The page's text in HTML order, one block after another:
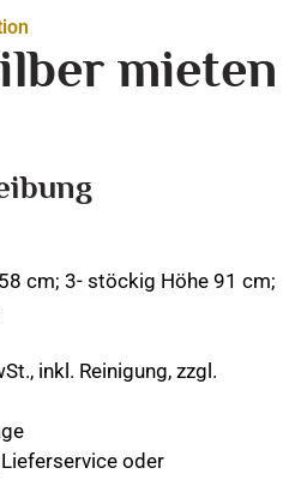
mieten
cm; 3- stöckig Höhe 91 cm;
inkl. Reinigung, zzgl.
oder